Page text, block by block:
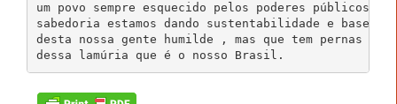
um povo sempre esquecido pelos poderes públicos,
sabedoria estamos dando sustentabilidade e base
desta nossa gente humilde , mas que tem pernas e
dessa lamúria que é o nosso Brasil.